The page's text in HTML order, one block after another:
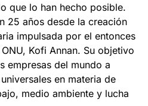
que lo han hecho posible.
25 años desde la creación
impulsada por el entonces
Kofi Annan. Su objetivo
empresas del mundo a
en materia de
medio ambiente y lucha